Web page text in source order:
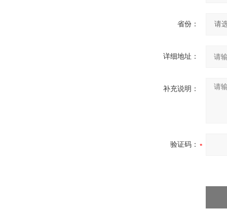
省份：
详细地址：
补充说明：
验证码：